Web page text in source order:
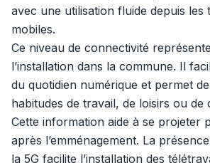
avec une utilisation fluide depuis les
mobiles.
Ce niveau de connectivité
l’installation dans la commune. Il
du quotidien numérique et permet
habitudes de travail, de loisirs ou de
Cette information aide à se projeter
après l’emménagement. La
la 5G facilite l’installation des